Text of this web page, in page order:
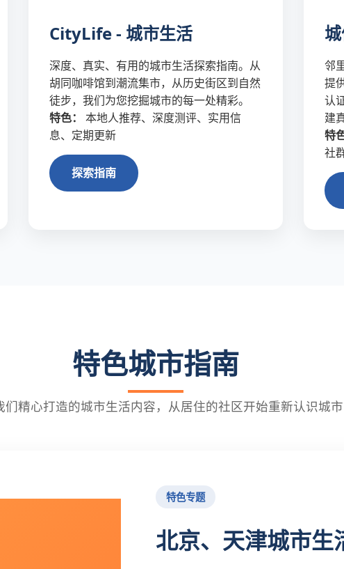
CityLife - 城市生活
深度、真实、有用的城市生活探索指南。从
胡同咖啡馆到潮流集市，从历史街区到自然
徒步，我们为您挖掘城市的每一处精彩。
特色：
本地人推荐、深度测评、实用信
息、定期更新
探索指南
邻
提
认
建
特
社
特色城市指南
们精心打造的城市生活内容，从居住的社区开始重新认识城市
特色专题
北京、天津城市生